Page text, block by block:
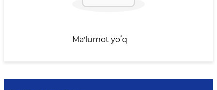
Maʼlumot yoʻq